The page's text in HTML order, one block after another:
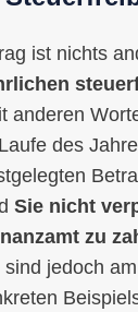
ist nichts
anderen
des
Sie nicht
zu
jedoch